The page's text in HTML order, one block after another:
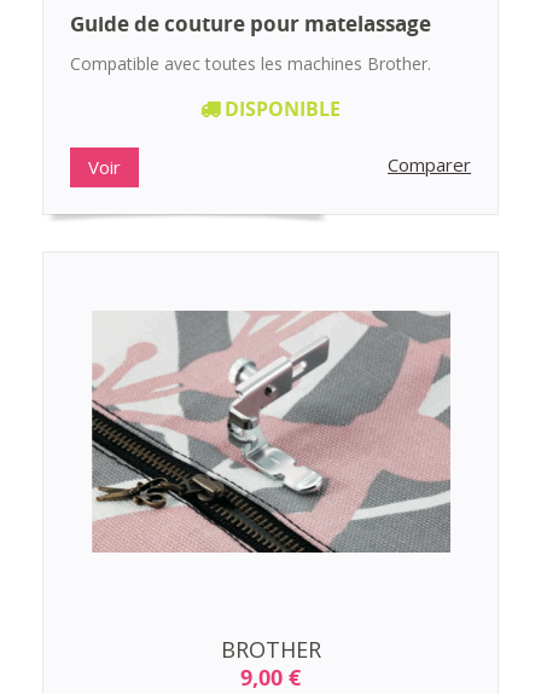
Guide de couture pour matelassage
Compatible avec toutes les machines Brother.
DISPONIBLE
Voir Comparer
BROTHER
9,00 €